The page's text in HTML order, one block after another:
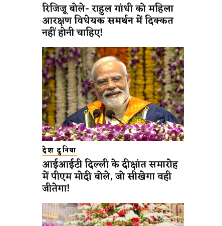
रिजिजू बोले- राहुल गांधी को महिला
आरक्षण विधेयक समर्थन में दिक्कत
नहीं होनी चाहिए!
देश दुनिया
आईआईटी दिल्ली के दीक्षांत समारोह
में पीएम मोदी बोले, जो सीखेगा वही
जीतेगा!